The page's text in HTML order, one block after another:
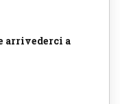
arrivederci a